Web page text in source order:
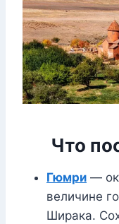
Что
Гюмри —
величине
Ширака.